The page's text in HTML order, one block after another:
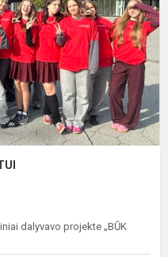
dalyvavo projekte „BŪK